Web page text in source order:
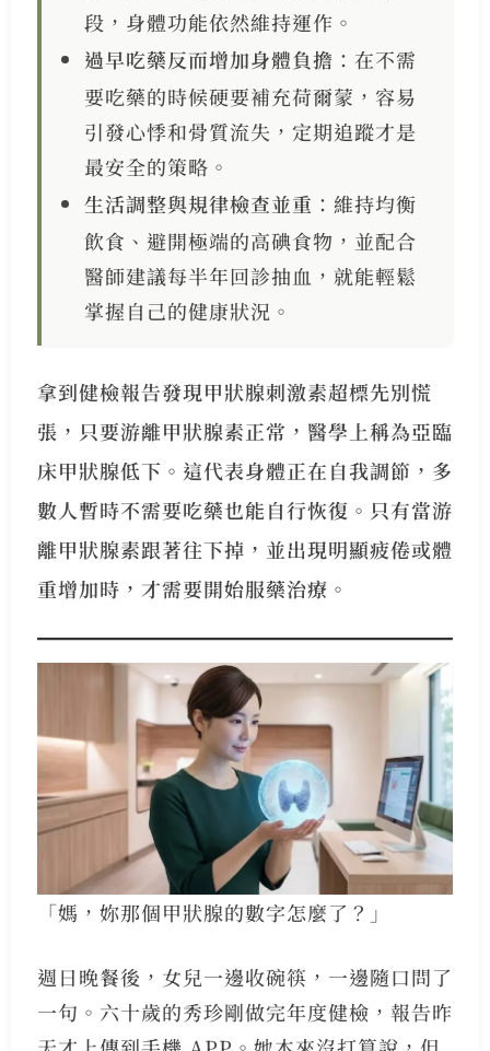
段，身體功能依然維持運作。
過早吃藥反而增加身體負擔 ：在不需
要吃藥的時候硬要補充荷爾蒙，容易
引發心悸和骨質流失，定期追蹤才是
最安全的策略。
生活調整與規律檢查並重 ：維持均衡
飲食、避開極端的高碘食物，並配合
醫師建議每半年回診抽血，就能輕鬆
掌握自己的健康狀況。
拿到健檢報告發現甲狀腺刺激素超標先別慌
張，只要游離甲狀腺素正常，醫學上稱為亞臨
床甲狀腺低下。這代表身體正在自我調節，多
數人暫時不需要吃藥也能自行恢復。只有當游
離甲狀腺素跟著往下掉，並出現明顯疲倦或體
重增加時，才需要開始服藥治療。
「媽，妳那個甲狀腺的數字怎麼了？」
週日晚餐後，女兒一邊收碗筷，一邊隨口問了
一句。六十歲的秀珍剛做完年度健檢，報告昨